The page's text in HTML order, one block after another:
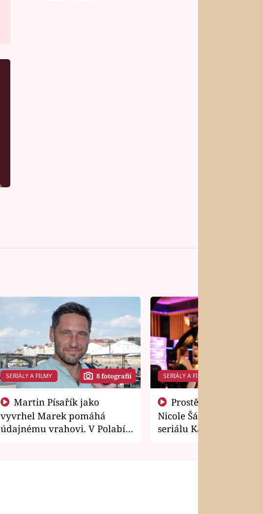
SERIÁLY A FILMY 8 fotografií
vyvrhel Marek pomáhá
údajnému vrahovi. V Polabí
SERIÁLY A FILMY
Nicole Šáchová získala
seriálu Kamarádi